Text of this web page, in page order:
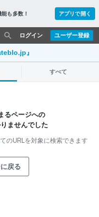
も多数！ アプリで開く
ユーザー登録
ログイン
』
すべて
るページへの
ませんでした
のURLを対象に検索できます
戻る